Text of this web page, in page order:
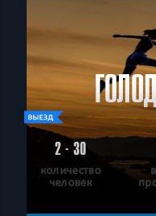
2 - 30
количество
человек